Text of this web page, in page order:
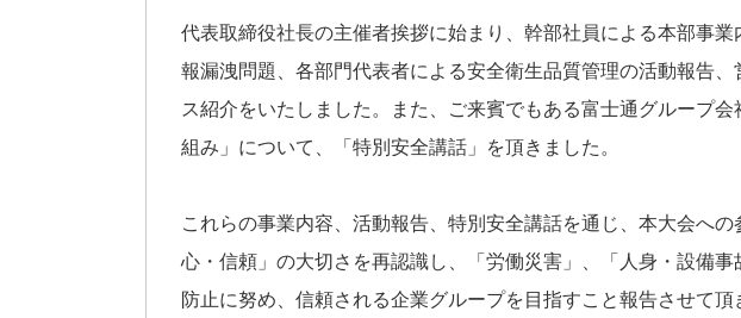
代表取締役社長の主催者挨拶に始まり、幹部社員による本部事
報漏洩問題、各部門代表者による安全衛生品質管理の活動報告
ス紹介をいたしました。また、ご来賓でもある富士通グループ会
組み」について、「特別安全講話」を頂きました。
これらの事業内容、活動報告、特別安全講話を通じ、本大会へ
心・信頼」の大切さを再認識し、「労働災害」、「人身・設備
防止に努め、信頼される企業グループを目指すこと報告させて